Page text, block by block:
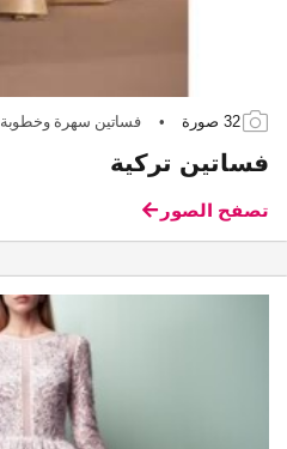
32 صورة • فساتين سهرة وخطوبة
فساتين تركية
تصفح الصور